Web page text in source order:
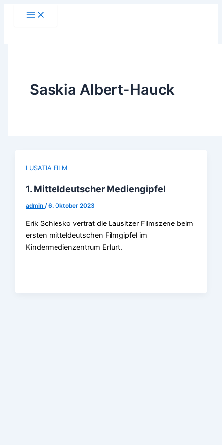
Saskia Albert-Hauck
LUSATIA FILM
1. Mitteldeutscher Mediengipfel
admin/6. Oktober 2023
Erik Schiesko vertrat die Lausitzer Filmszene beim
ersten mitteldeutschen Filmgipfel im
Kindermedienzentrum Erfurt.